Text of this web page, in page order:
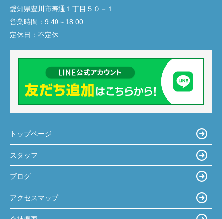
愛知県豊川市寿通１丁目５０－１
営業時間： 9:40～18:00
定休日： 不定休
トップページ
スタッフ
ブログ
アクセスマップ